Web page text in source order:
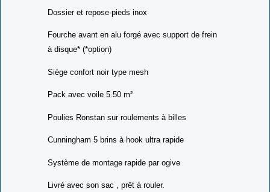
V3
Dossier et repose-pieds inox
Fourche avant en alu forgé avec support de frein
à disque* (*option)
Siège confort noir type mesh
Pack avec voile 5.50 m²
Poulies Ronstan sur roulements à billes
Cunningham 5 brins à hook ultra rapide
Système de montage rapide par ogive